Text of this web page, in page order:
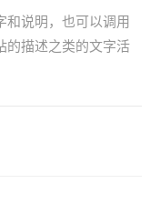
和说明，也可以调用
的描述之类的文字活